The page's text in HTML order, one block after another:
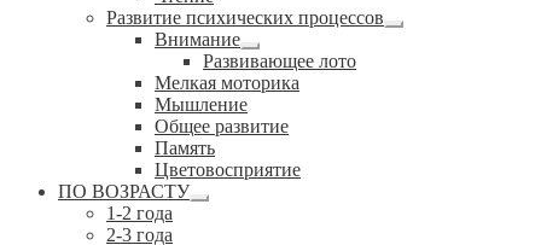
Развитие психических процессов
Развернутое
Внимание
Развернутое
вложенное
меню
Развивающее лото
Мелкая моторика
Мышление
Общее развитие
Память
Цветовосприятие
ПО ВОЗРАСТУ
Развернутое
1-2 года
2-3 года